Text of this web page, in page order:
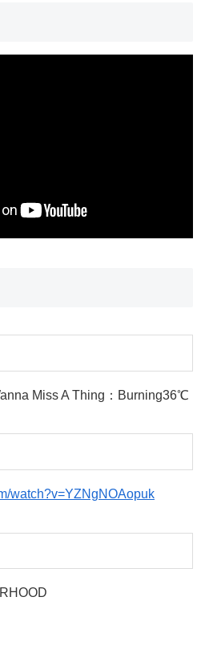
Miss A Thing：Burning36℃
watch?v=YZNgNOAopuk